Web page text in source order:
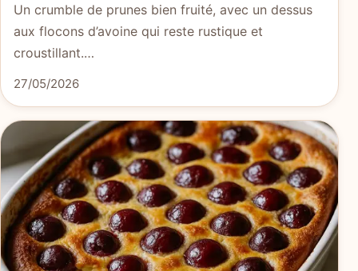
Un crumble de prunes bien fruité, avec un dessus
aux flocons d’avoine qui reste rustique et
croustillant.…
27/05/2026